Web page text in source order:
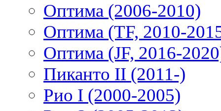
Оптима (2006-2010)
Оптима (TF, 2010-
Оптима (JF, 2016-
Пиканто II (2011-)
Рио I (2000-2005)